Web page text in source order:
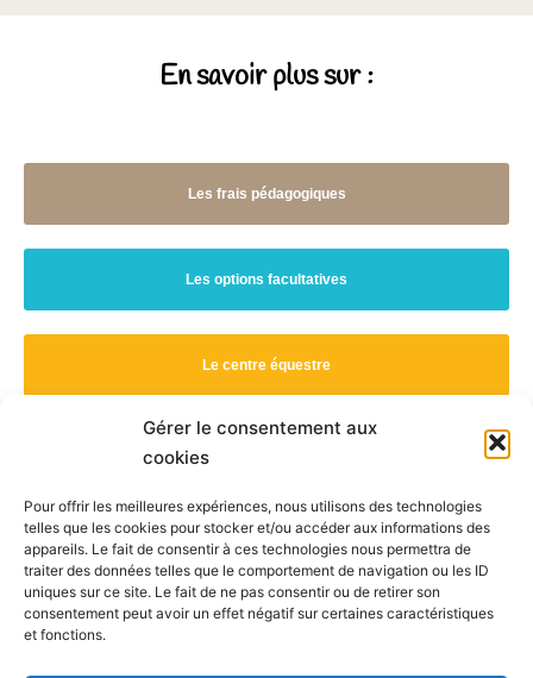
Gérer le consentement aux
cookies
Pour offrir les meilleures expériences, nous utilisons des technologies
telles que les cookies pour stocker et/ou accéder aux informations des
appareils. Le fait de consentir à ces technologies nous permettra de
traiter des données telles que le comportement de navigation ou les ID
uniques sur ce site. Le fait de ne pas consentir ou de retirer son
consentement peut avoir un effet négatif sur certaines caractéristiques
et fonctions.
En savoir plus sur :
Les frais pédagogiques
Les options facultatives
Le centre équestre
L'exploitation agricole